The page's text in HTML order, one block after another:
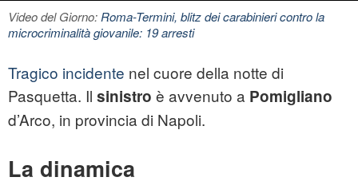
Video del Giorno:Roma-Termini, blitz dei carabinieri contro la
microcriminalità giovanile: 19 arresti
Tragico incidente nel cuore della notte di
Pasquetta. Il sinistro è avvenuto a Pomigliano
d’Arco, in provincia di Napoli.
La dinamica